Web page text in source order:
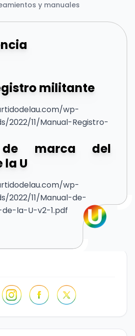
y manuales
militante
wp-
2022/11/Manual-Registro-
de marca del
la U
wp-
2022/11/Manual-de-
la-U-v2-1.pdf